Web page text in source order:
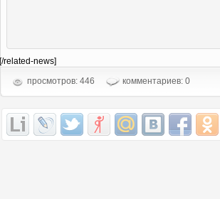
[/related-news]
просмотров: 446
комментариев: 0